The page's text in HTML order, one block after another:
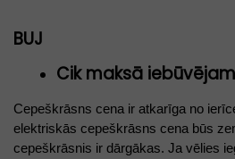
BUJ
Cik maksā
Cepeškrāsns cena ir atkarīga no
elektriskās cepeškrāsns cena būs
cepeškrāsnis ir dārgākas. Ja vēlies